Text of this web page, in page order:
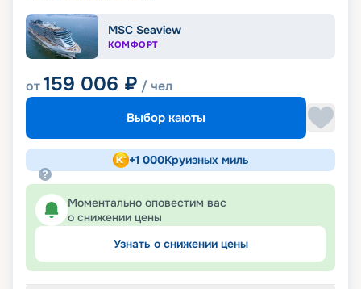
MSC Seaview
КОМФОРТ
от159 006 ₽ / чел
Выбор каюты
+1 000Круизных миль
Моментально оповестим вас
о снижении цены
Узнать о снижении цены